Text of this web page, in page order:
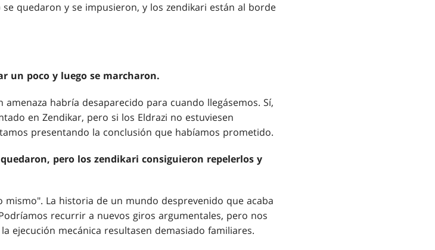
quedaron y se impusieron, y los zendikari están al borde
un poco y luego se marcharon.
habría desaparecido para cuando llegásemos. Sí,
en Zendikar, pero si los Eldrazi no estuviesen
presentando la conclusión que habíamos prometido.
pero los zendikari consiguieron repelerlos y
mismo". La historia de un mundo desprevenido que acaba
recurrir a nuevos giros argumentales, pero nos
ejecución mecánica resultasen demasiado familiares.